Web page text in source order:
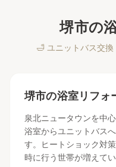
堺市の
🛁 ユニットバス交
堺市の浴室リフォ
泉北ニュータウンを中
浴室からユニットバス
す。ヒートショック対
時に行う世帯が増えてい